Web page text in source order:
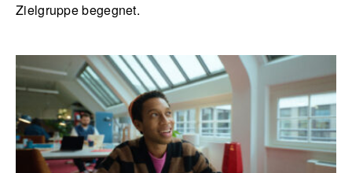
Zielgruppe begegnet.